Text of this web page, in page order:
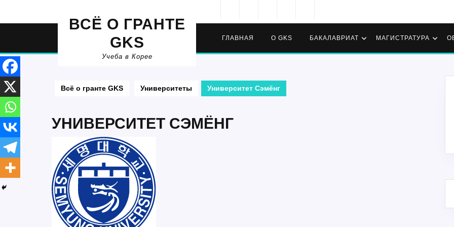
содержимому
ВСЁ О ГРАНТЕ
GKS
Учеба в Корее
ГЛАВНАЯ О GKS БАКАЛАВРИАТ МАГИСТРАТУРА
Всё о гранте GKS Университеты Университет Сэмёнг
УНИВЕРСИТЕТ СЭМЁНГ